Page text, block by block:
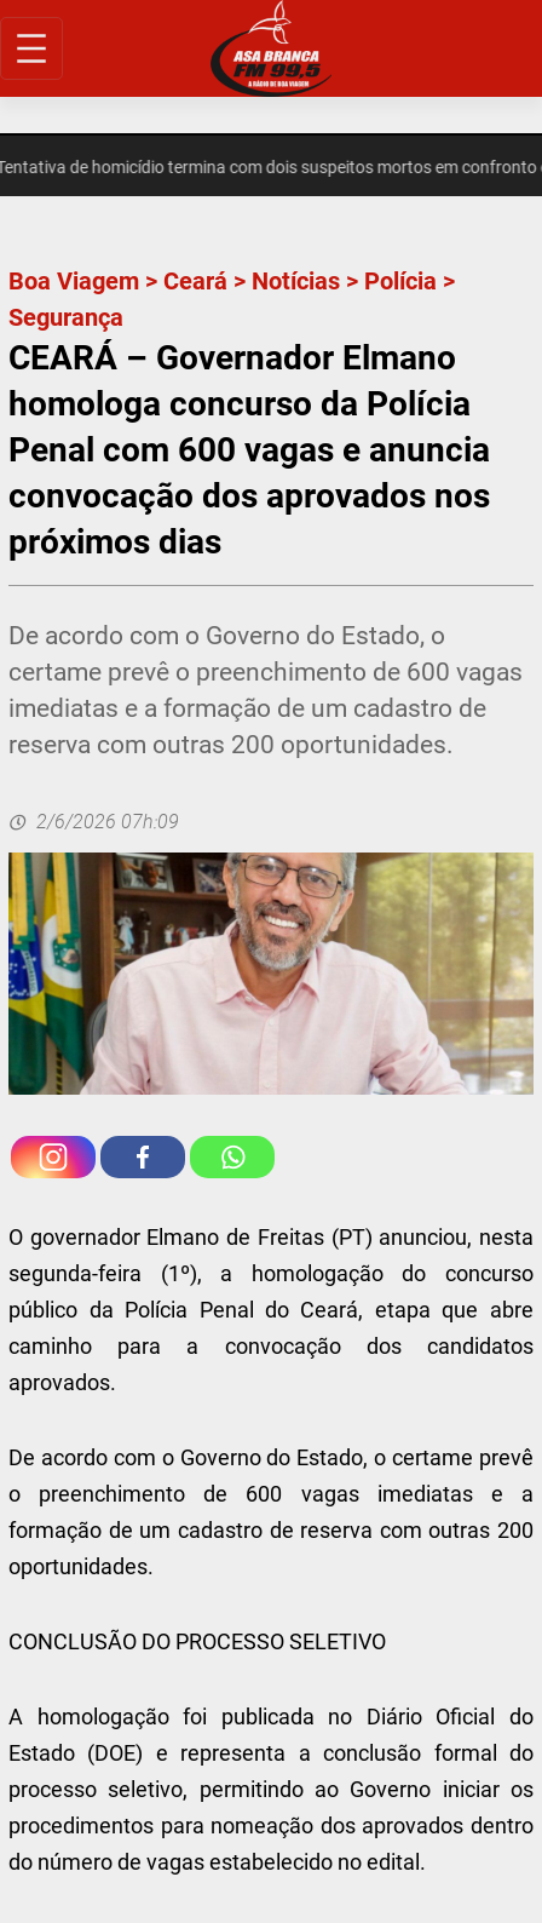
Pular
para
de homicídio termina com dois suspeitos mortos em confronto em
Boa Viagem >Ceará > Notícias > Polícia >
Segurança
CEARÁ – Governador Elmano
homologa concurso da Polícia
Penal com 600 vagas e anuncia
convocação dos aprovados nos
próximos dias
De acordo com o Governo do Estado, o
certame prevê o preenchimento de 600 vagas
imediatas e a formação de um cadastro de
reserva com outras 200 oportunidades.
2/6/2026 07h:09
O governador Elmano de Freitas (PT) anunciou, nesta
segunda-feira (1º), a homologação do concurso
público da Polícia Penal do Ceará, etapa que abre
caminho para a convocação dos candidatos
aprovados.
De acordo com o Governo do Estado, o certame prevê
o preenchimento de 600 vagas imediatas e a
formação de um cadastro de reserva com outras 200
oportunidades.
CONCLUSÃO DO PROCESSO SELETIVO
A homologação foi publicada no Diário Oficial do
Estado (DOE) e representa a conclusão formal do
processo seletivo, permitindo ao Governo iniciar os
procedimentos para nomeação dos aprovados dentro
do número de vagas estabelecido no edital.